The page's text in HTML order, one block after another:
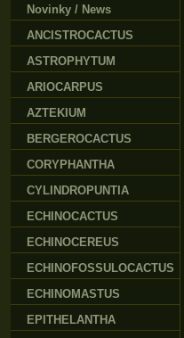
Novinky / News
ANCISTROCACTUS
ASTROPHYTUM
ARIOCARPUS
AZTEKIUM
BERGEROCACTUS
CORYPHANTHA
CYLINDROPUNTIA
ECHINOCACTUS
ECHINOCEREUS
ECHINOFOSSULOCACTUS
ECHINOMASTUS
EPITHELANTHA